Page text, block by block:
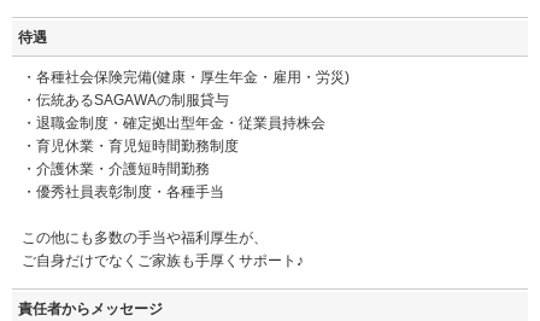
待遇
・各種社会保険完備(健康・厚生年金・雇用・労災)
・伝統あるSAGAWAの制服貸与
・退職金制度・確定拠出型年金・従業員持株会
・育児休業・育児短時間勤務制度
・介護休業・介護短時間勤務
・優秀社員表彰制度・各種手当
この他にも多数の手当や福利厚生が、
ご自身だけでなくご家族も手厚くサポート♪
責任者からメッセージ